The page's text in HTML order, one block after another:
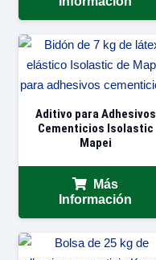
Aditivo para Adhesivos
Cementicios Isolastic
Mapei
Más
Información